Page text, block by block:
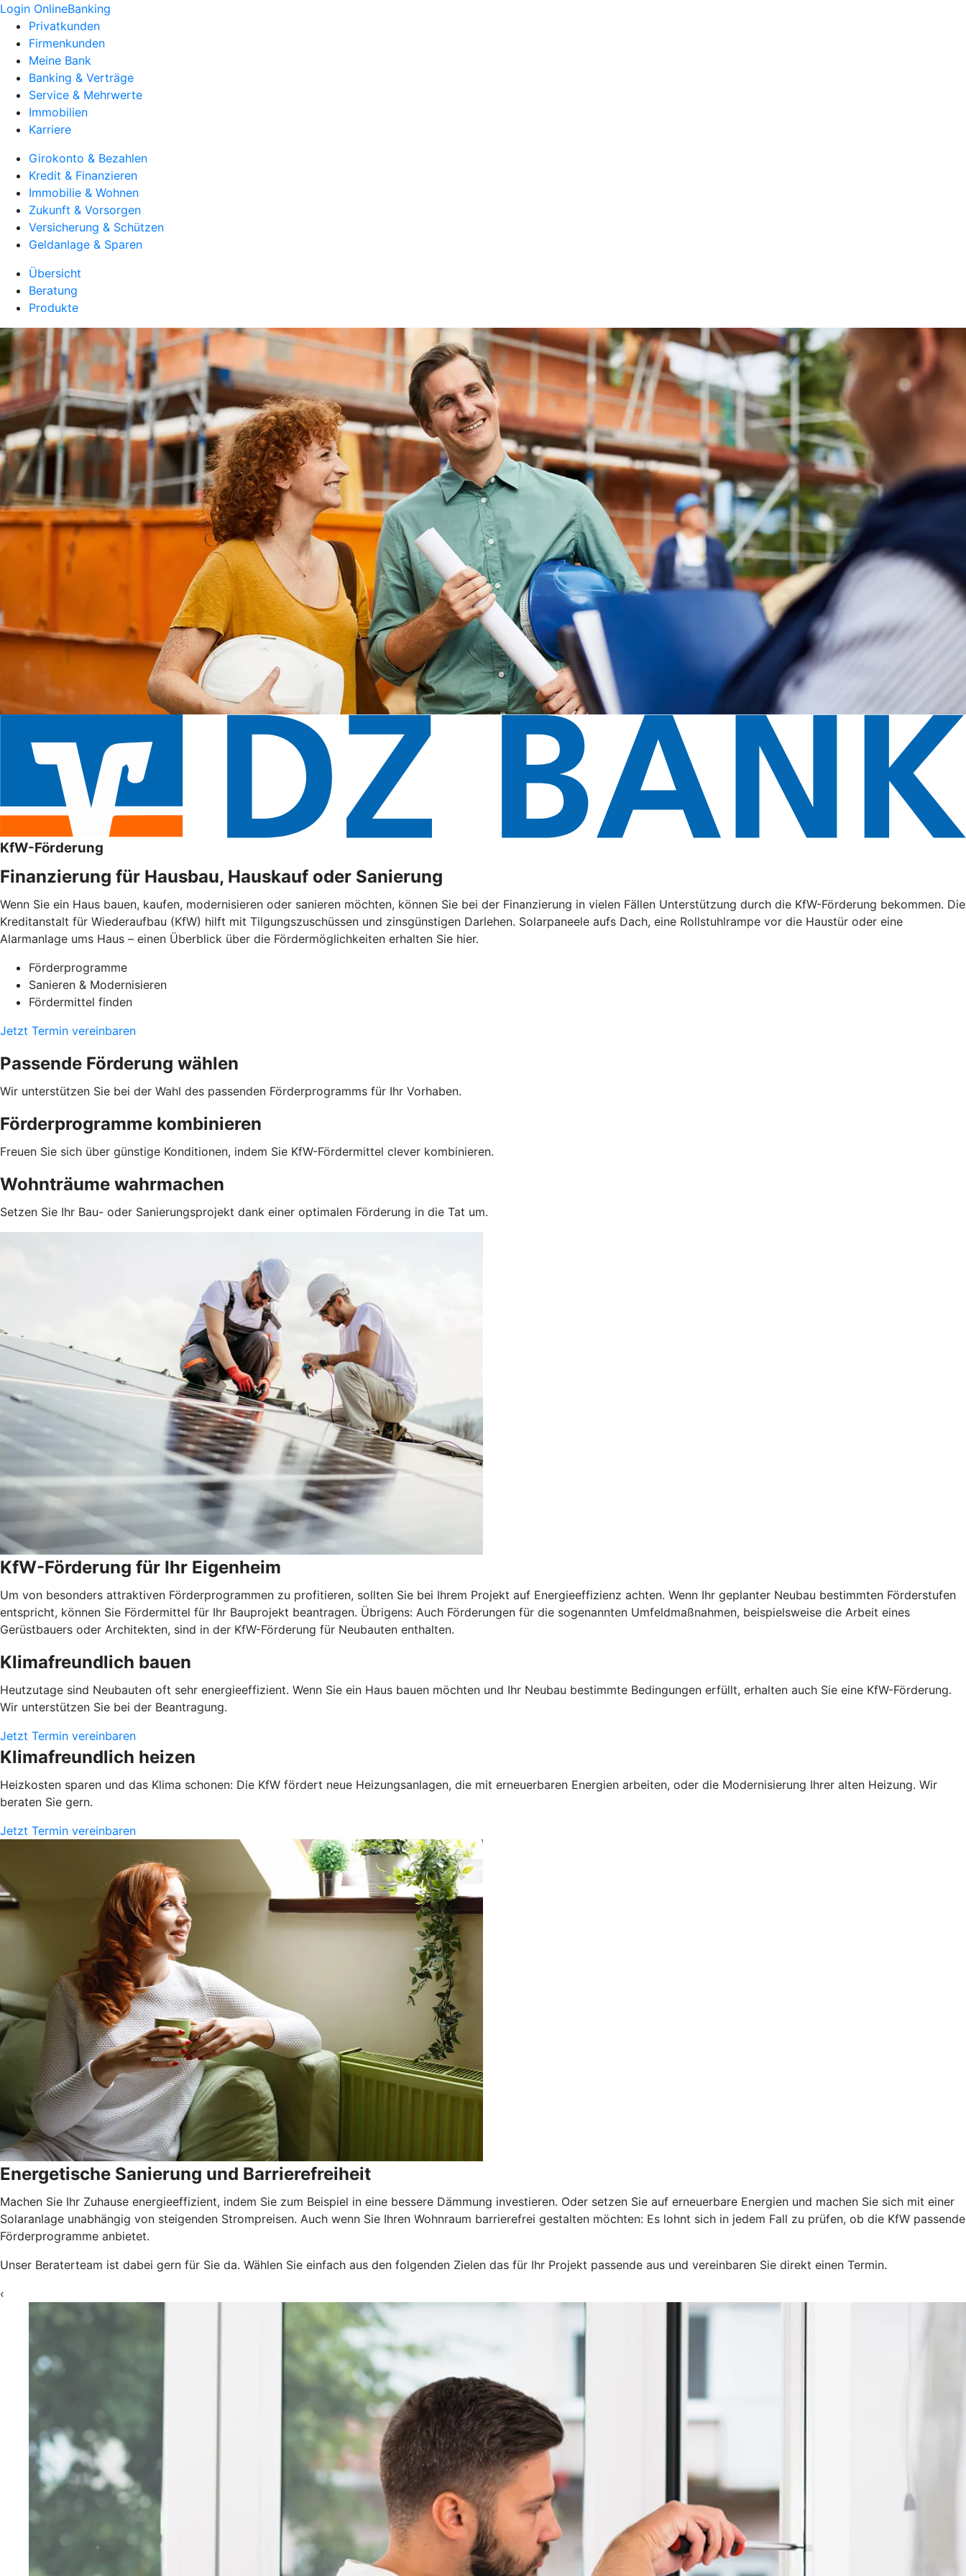
Login OnlineBanking
Privatkunden
Firmenkunden
Meine Bank
Banking & Verträge
Service & Mehrwerte
Immobilien
Karriere
Girokonto & Bezahlen
Kredit & Finanzieren
Immobilie & Wohnen
Zukunft & Vorsorgen
Versicherung & Schützen
Geldanlage & Sparen
Übersicht
Beratung
Produkte
KfW-Förderung
Finanzierung für Hausbau, Hauskauf oder Sanierung
Wenn Sie ein Haus bauen, kaufen, modernisieren oder sanieren möchten, können Sie bei der Finanzierung in vielen Fällen Unterstützung durch die KfW-Förderung bekommen. Die
Kreditanstalt für Wiederaufbau (KfW) hilft mit Tilgungszuschüssen und zinsgünstigen Darlehen. Solarpaneele aufs Dach, eine Rollstuhlrampe vor die Haustür oder eine
Alarmanlage ums Haus – einen Überblick über die Fördermöglichkeiten erhalten Sie hier.
Förderprogramme
Sanieren & Modernisieren
Fördermittel finden
Jetzt Termin vereinbaren
Passende Förderung wählen
Wir unterstützen Sie bei der Wahl des passenden Förderprogramms für Ihr Vorhaben.
Förderprogramme kombinieren
Freuen Sie sich über günstige Konditionen, indem Sie KfW-Fördermittel clever kombinieren.
Wohnträume wahrmachen
Setzen Sie Ihr Bau- oder Sanierungsprojekt dank einer optimalen Förderung in die Tat um.
KfW-Förderung für Ihr Eigenheim
Um von besonders attraktiven Förderprogrammen zu profitieren, sollten Sie bei Ihrem Projekt auf Energieeffizienz achten. Wenn Ihr geplanter Neubau bestimmten Förderstufen
entspricht, können Sie Fördermittel für Ihr Bauprojekt beantragen. Übrigens: Auch Förderungen für die sogenannten Umfeldmaßnahmen, beispielsweise die Arbeit eines
Gerüstbauers oder Architekten, sind in der KfW-Förderung für Neubauten enthalten.
Klimafreundlich bauen
Heutzutage sind Neubauten oft sehr energieeffizient. Wenn Sie ein Haus bauen möchten und Ihr Neubau bestimmte Bedingungen erfüllt, erhalten auch Sie eine KfW-Förderung.
Wir unterstützen Sie bei der Beantragung.
Jetzt Termin vereinbaren
Klimafreundlich heizen
Heizkosten sparen und das Klima schonen: Die KfW fördert neue Heizungsanlagen, die mit erneuerbaren Energien arbeiten, oder die Modernisierung Ihrer alten Heizung. Wir
beraten Sie gern.
Jetzt Termin vereinbaren
Energetische Sanierung und Barrierefreiheit
Machen Sie Ihr Zuhause energieeffizient, indem Sie zum Beispiel in eine bessere Dämmung investieren. Oder setzen Sie auf erneuerbare Energien und machen Sie sich mit einer
Solaranlage unabhängig von steigenden Strompreisen. Auch wenn Sie Ihren Wohnraum barrierefrei gestalten möchten: Es lohnt sich in jedem Fall zu prüfen, ob die KfW passende
Förderprogramme anbietet.
Unser Beraterteam ist dabei gern für Sie da. Wählen Sie einfach aus den folgenden Zielen das für Ihr Projekt passende aus und vereinbaren Sie direkt einen Termin.
‹